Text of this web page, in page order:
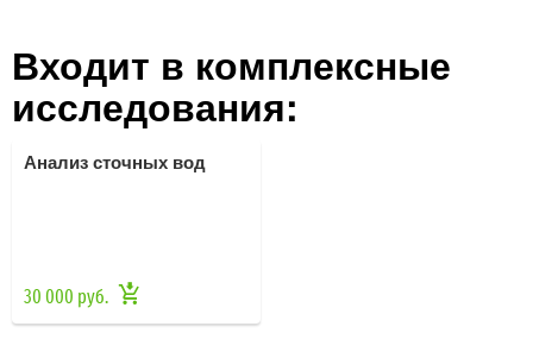
Входит в комплексные
исследования:
Анализ сточных вод
30 000 руб.